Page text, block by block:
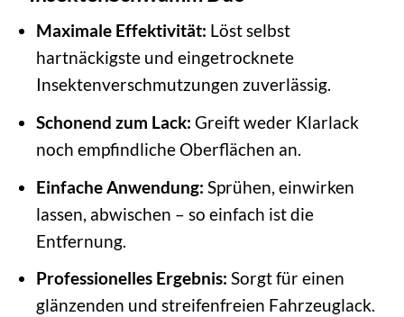
Maximale Effektivität: Löst selbst
hartnäckigste und eingetrocknete
Insektenverschmutzungen zuverlässig.
Schonend zum Lack: Greift weder Klarlack
noch empfindliche Oberflächen an.
Einfache Anwendung: Sprühen, einwirken
lassen, abwischen – so einfach ist die
Entfernung.
Professionelles Ergebnis: Sorgt für einen
glänzenden und streifenfreien Fahrzeuglack.